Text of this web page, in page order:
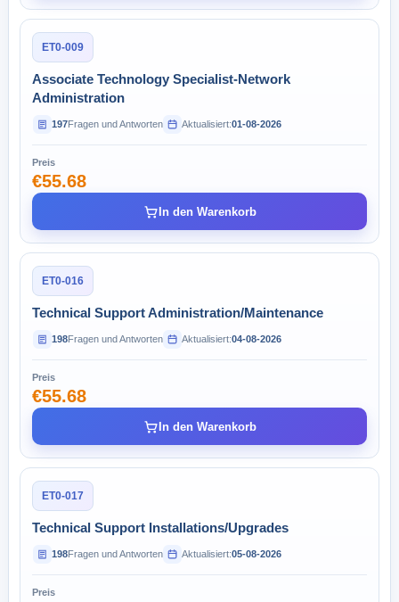
ET0-009
Associate Technology Specialist-Network
Administration
197Fragen und Antworten Aktualisiert:01-08-2026
Preis
€55.68
In den Warenkorb
ET0-016
Technical Support Administration/Maintenance
198Fragen und Antworten Aktualisiert:04-08-2026
Preis
€55.68
In den Warenkorb
ET0-017
Technical Support Installations/Upgrades
198Fragen und Antworten Aktualisiert:05-08-2026
Preis